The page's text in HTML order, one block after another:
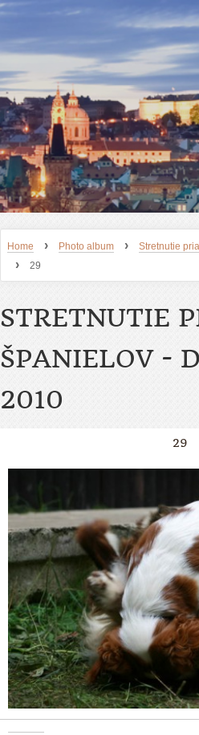
Home › Photo album › Stretnutie
› 29
STRETNUTIE
ŠPANIELOV -
2010
29